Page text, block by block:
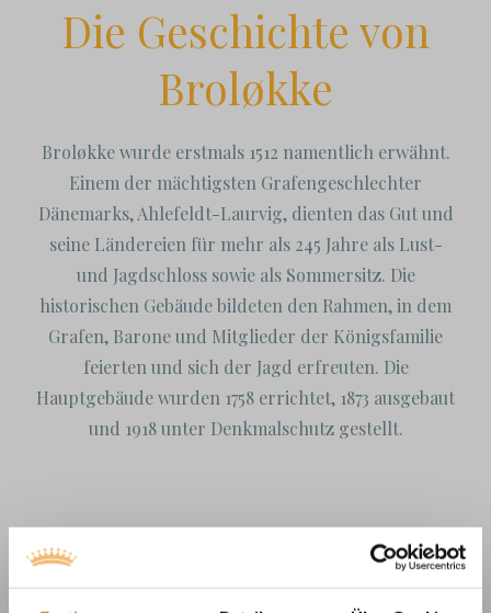
Die Geschichte von
Broløkke
Broløkke wurde erstmals 1512 namentlich erwähnt.
Einem der mächtigsten Grafengeschlechter
Dänemarks, Ahlefeldt-Laurvig, dienten das Gut und
seine Ländereien für mehr als 245 Jahre als Lust-
und Jagdschloss sowie als Sommersitz. Die
historischen Gebäude bildeten den Rahmen, in dem
Grafen, Barone und Mitglieder der Königsfamilie
feierten und sich der Jagd erfreuten. Die
Hauptgebäude wurden 1758 errichtet, 1873 ausgebaut
und 1918 unter Denkmalschutz gestellt.